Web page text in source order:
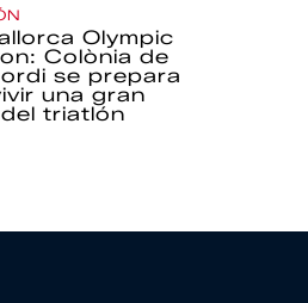
Olympic
Colònia de
se prepara
una gran
triatlón